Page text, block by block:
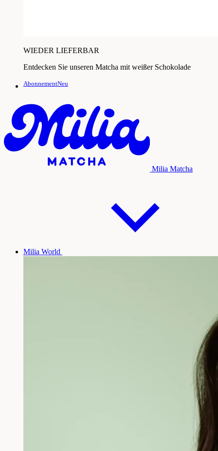
WIEDER LIEFERBAR
Entdecken Sie unseren Matcha mit weißer Schokolade
AbonnementNeu
Milia Matcha
Milia World